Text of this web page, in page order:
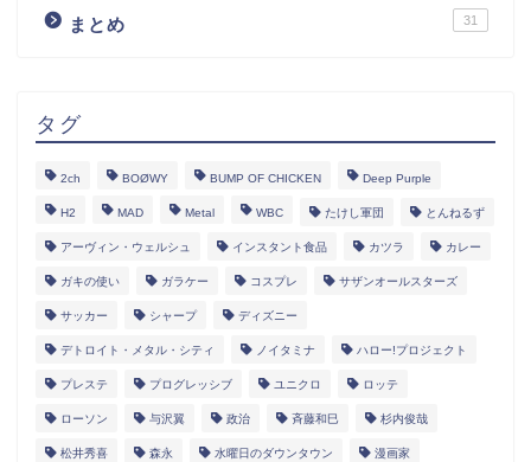
まとめ 31
タグ
2ch BOØWY BUMP OF CHICKEN Deep Purple
H2 MAD Metal WBC たけし軍団 とんねるず
アーヴィン・ウェルシュ インスタント食品 カツラ カレー
ガキの使い ガラケー コスプレ サザンオールスターズ
サッカー シャープ ディズニー
デトロイト・メタル・シティ ノイタミナ ハロー!プロジェクト
プレステ プログレッシブ ユニクロ ロッテ
ローソン 与沢翼 政治 斉藤和巳 杉内俊哉
松井秀喜 森永 水曜日のダウンタウン 漫画家